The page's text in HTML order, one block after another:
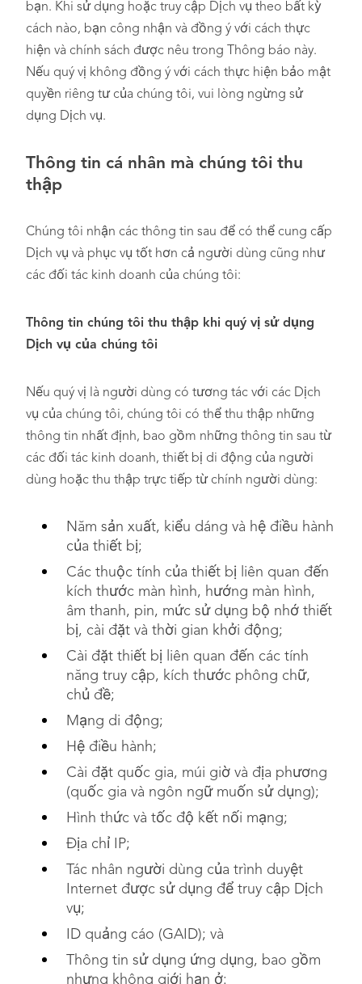
bạn. Khi sử dụng hoặc truy cập Dịch vụ theo bất kỳ
cách nào, bạn công nhận và đồng ý với cách thực
hiện và chính sách được nêu trong Thông báo này.
Nếu quý vị không đồng ý với cách thực hiện bảo mật
quyền riêng tư của chúng tôi, vui lòng ngừng sử
dụng Dịch vụ.
Thông tin cá nhân mà chúng tôi thu
thập
Chúng tôi nhận các thông tin sau để có thể cung cấp
Dịch vụ và phục vụ tốt hơn cả người dùng cũng như
các đối tác kinh doanh của chúng tôi:
Thông tin chúng tôi thu thập khi quý vị sử dụng
Dịch vụ của chúng tôi
Nếu quý vị là người dùng có tương tác với các Dịch
vụ của chúng tôi, chúng tôi có thể thu thập những
thông tin nhất định, bao gồm những thông tin sau từ
các đối tác kinh doanh, thiết bị di động của người
dùng hoặc thu thập trực tiếp từ chính người dùng:
Năm sản xuất, kiểu dáng và hệ điều hành
của thiết bị;
Các thuộc tính của thiết bị liên quan đến
kích thước màn hình, hướng màn hình,
âm thanh, pin, mức sử dụng bộ nhớ thiết
bị, cài đặt và thời gian khởi động;
Cài đặt thiết bị liên quan đến các tính
năng truy cập, kích thước phông chữ,
chủ đề;
Mạng di động;
Hệ điều hành;
Cài đặt quốc gia, múi giờ và địa phương
(quốc gia và ngôn ngữ muốn sử dụng);
Hình thức và tốc độ kết nối mạng;
Địa chỉ IP;
Tác nhân người dùng của trình duyệt
Internet được sử dụng để truy cập Dịch
vụ;
ID quảng cáo (GAID); và
Thông tin sử dụng ứng dụng, bao gồm
nhưng không giới hạn ở: